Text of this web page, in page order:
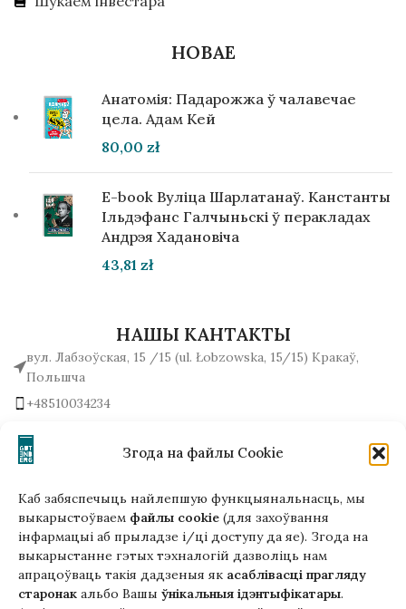
Згода на файлы Cookie
Каб забяспечыць найлепшую функцыянальнасць, мы
выкарыстоўваем файлы cookie (для захоўвання
інфармацыі аб прыладзе і/ці доступу да яе). Згода на
выкарыстанне гэтых тэхналогій дазволіць нам
апрацоўваць такія дадзеныя як асаблівасці прагляду
старонак альбо Вашы ўнікальныя ідэнтыфікатары.
Гэтая версія сайта створана
ў рамках праекта ArtPower
з падтрымкай Еўрапейскага Саюзу
НОВАЕ
Анатомія: Падарожжа ў чалавечае
цела. Адам Кей
80,00 zł
E-book Вуліца Шарлатанаў. Канстанты
Ільдэфанс Галчыньскі ў перакладах
Андрэя Хадановіча
43,81 zł
НАШЫ КАНТАКТЫ
вул. Лабзоўская, 15 /15 (ul. Łobzowska, 15/15) Кракаў,
Польшча
+48510034234
Напісаць нам!